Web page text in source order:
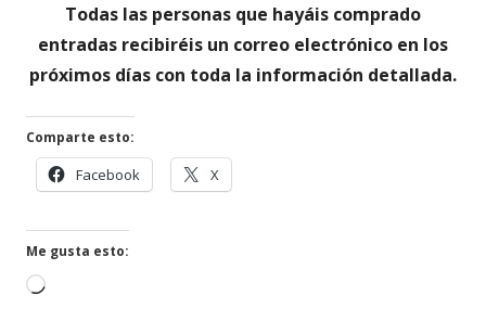
Todas las personas que hayáis comprado
entradas recibiréis un correo electrónico en los
próximos días con toda la información detallada.
Comparte esto:
Facebook
en
X
en
Me gusta esto:
Cargando...